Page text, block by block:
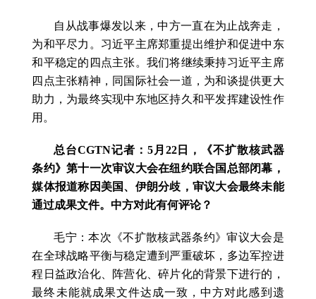
自从战事爆发以来，中方一直在为止战奔走，
为和平尽力。习近平主席郑重提出维护和促进中东
和平稳定的四点主张。我们将继续秉持习近平主席
四点主张精神，同国际社会一道，为和谈提供更大
助力，为最终实现中东地区持久和平发挥建设性作
用。
总台CGTN记者：5月22日，《不扩散核武器
条约》第十一次审议大会在纽约联合国总部闭幕，
媒体报道称因美国、伊朗分歧，审议大会最终未能
通过成果文件。中方对此有何评论？
毛宁：本次《不扩散核武器条约》审议大会是
在全球战略平衡与稳定遭到严重破坏，多边军控进
程日益政治化、阵营化、碎片化的背景下进行的，
最终未能就成果文件达成一致，中方对此感到遗